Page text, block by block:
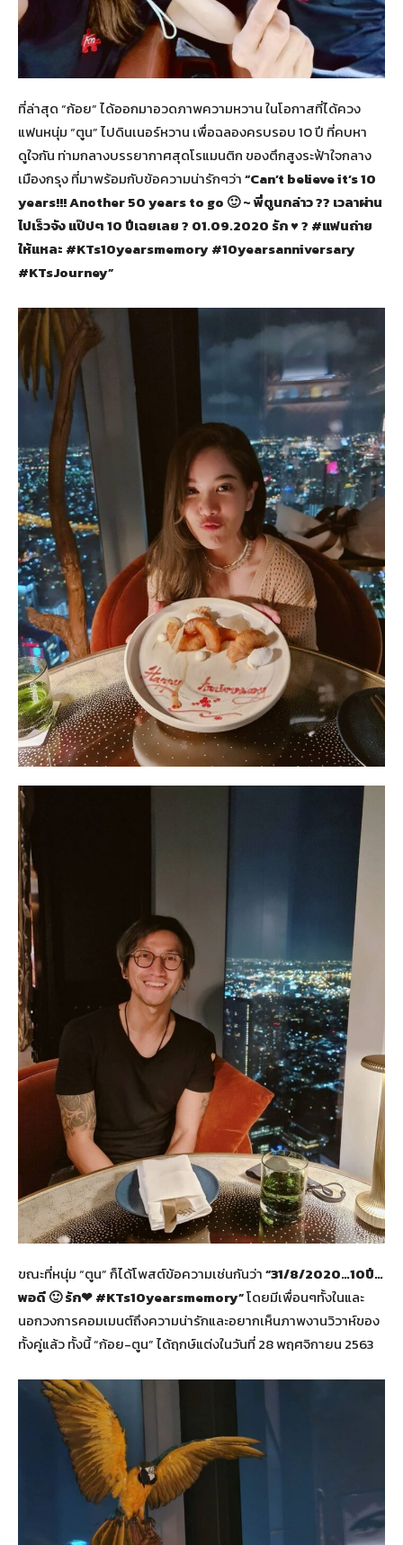
ที่ล่าสุด “ก้อย” ได้ออกมาอวดภาพความหวาน ในโอกาสที่ได้ควง
แฟนหนุ่ม “ตูน” ไปดินเนอร์หวาน เพื่อฉลองครบรอบ 10 ปี ที่คบหา
ดูใจกัน ท่ามกลางบรรยากาศสุดโรแมนติก ของตึกสูงระฟ้าใจกลาง
เมืองกรุง ที่มาพร้อมกับข้อความน่ารักๆว่า“Can’t believe it’s 10
years!!! Another 50 years to go 🙂 ~ พี่ตูนกล่าว ?? เวลาผ่าน
ไปเร็วจัง แป๊ปๆ 10 ปีเฉยเลย ? 01.09.2020 รัก ♥️ ? #แฟนถ่าย
ให้แหละ #KTs10yearsmemory #10yearsanniversary
#KTsJourney”
ขณะที่หนุ่ม “ตูน” ก็ได้โพสต์ข้อความเช่นกันว่า“31/8/2020…10ปี…
พอดี 🙂 รัก❤ #KTs10yearsmemory”โดยมีเพื่อนๆทั้งในและ
นอกวงการคอมเมนต์ถึงความน่ารักและอยากเห็นภาพงานวิวาห์ของ
ทั้งคู่แล้ว ทั้งนี้ “ก้อย-ตูน” ได้ฤกษ์แต่งในวันที่ 28 พฤศจิกายน 2563